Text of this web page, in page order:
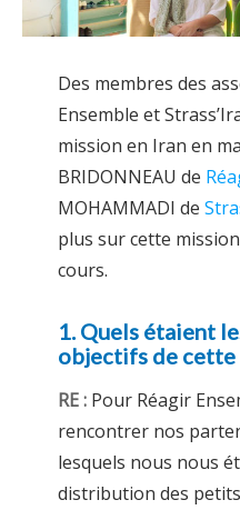
Des membres des
Ensemble et
mission en Iran en
BRIDONNEAU de
MOHAMMADI de
plus sur cette
cours.
1. Quels étaient
objectifs de cette
RE : Pour Réagir
rencontrer nos
lesquels nous nous
distribution des